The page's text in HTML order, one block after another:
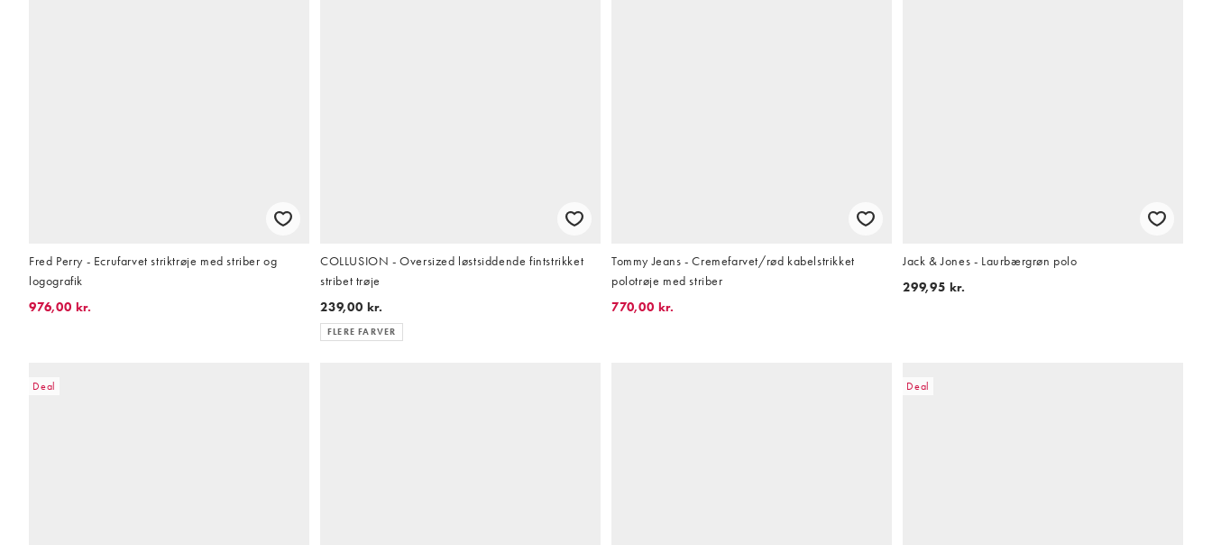
Fred Perry - Ecrufarvet striktrøje med striber og
logografik
976,00 kr.
COLLUSION - Oversized løstsiddende fintstrikket
stribet trøje
239,00 kr.
FLERE FARVER
Tommy Jeans - Cremefarvet/rød kabelstrikket
polotrøje med striber
770,00 kr.
Jack & Jones - Laurbærgrøn polo
299,95 kr.
Deal Deal